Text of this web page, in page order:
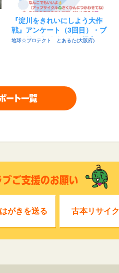
『淀川をきれいにしよう大作
戦』アンケート（3回目）・ブ
ルーサンタイベントの紹介
地球☆プロテクト とあるた(大阪府)
がきを送る 古本リサイ